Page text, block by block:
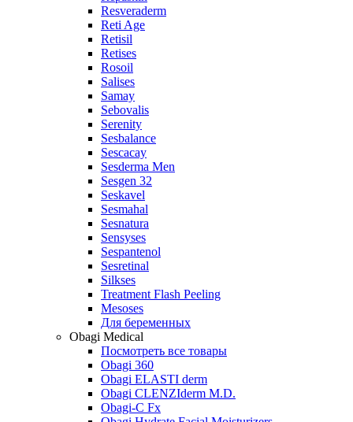
Resveraderm
Reti Age
Retisil
Retises
Rosoil
Salises
Samay
Sebovalis
Serenity
Sesbalance
Sescacay
Sesderma Men
Sesgen 32
Seskavel
Sesmahal
Sesnatura
Sensyses
Sespantenol
Sesretinal
Silkses
Treatment Flash Peeling
Mesoses
Для беременных
Obagi Medical
Посмотреть все товары
Obagi 360
Obagi ELASTI derm
Obagi CLENZIderm M.D.
Obagi-C Fx